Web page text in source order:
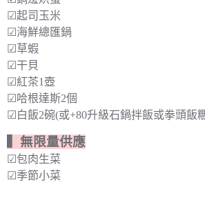
☑起司玉米
☑海鮮總匯鍋
☑草蝦
☑干貝
☑紅茶1壺
☑哈根達斯2個
☑白飯2碗(或+80升級石鍋拌飯或拳頭飯
▍無限量供應
☑包肉生菜
☑季節小菜